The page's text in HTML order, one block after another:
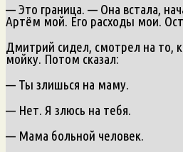
— Это граница. — Она встала,
Артём мой. Его расходы мои.
Дмитрий сидел, смотрел на то,
мойку. Потом сказал:
— Ты злишься на маму.
— Нет. Я злюсь на тебя.
— Мама больной человек.